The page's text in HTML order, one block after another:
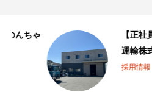
【正社員】ルー
運輸株式会社｜
採用情報